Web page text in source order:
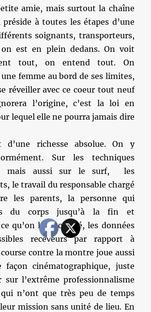
amie, mais surtout la chaîne
à toutes les étapes d’une
soignants, transporteurs,
est en plein dedans. On voit
tout, on entend tout. On
femme au bord de ses limites,
réveiller avec ce coeur tout neuf
l’origine, c’est la loi en
lequel elle ne pourra jamais dire
d’une richesse absolue. On y
Sur les techniques
mais aussi sur le surf, les
le travail du responsable chargé
les parents, la personne qui
du corps jusqu’à la fin et
qu’on lui a confié, les données
receveurs par rapport à
contre la montre joue aussi
façon cinématographique, juste
sur l’extrême professionnalisme
qui n’ont que très peu de temps
mission sans unité de lieu. En